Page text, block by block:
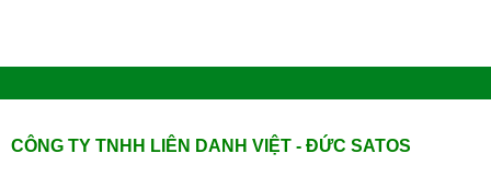
CÔNG TY TNHH LIÊN DANH VIỆT - ĐỨC SATOS